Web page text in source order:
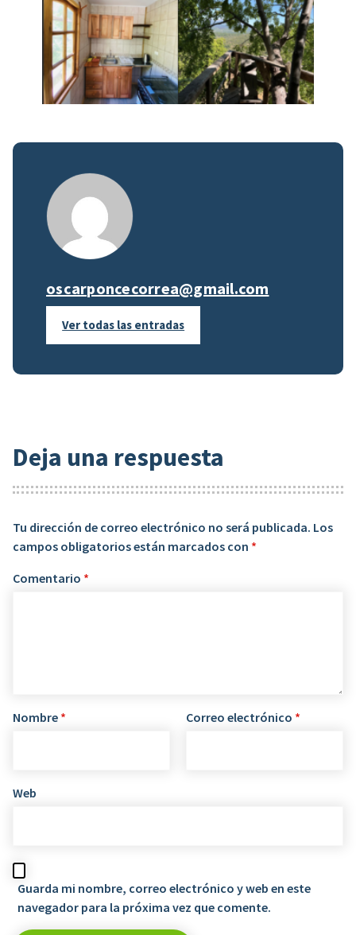
oscarponcecorrea@gmail.com
Ver todas las entradas
Deja una respuesta
Tu dirección de correo electrónico no será publicada. Los
campos obligatorios están marcados con *
Comentario *
Nombre * Correo electrónico *
Web
Guarda mi nombre, correo electrónico y web en este
navegador para la próxima vez que comente.